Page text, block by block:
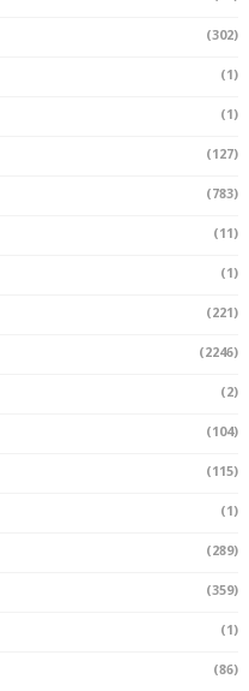
(302)
(1)
(1)
(127)
(783)
(11)
(1)
(221)
(2246)
(2)
(104)
(115)
(1)
(289)
(359)
(1)
(86)